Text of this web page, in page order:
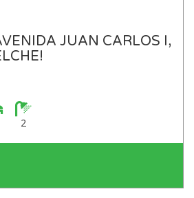
JUAN CARLOS I,
2